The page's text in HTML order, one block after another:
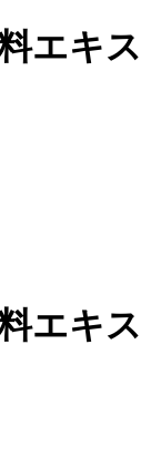
エキス
エキス